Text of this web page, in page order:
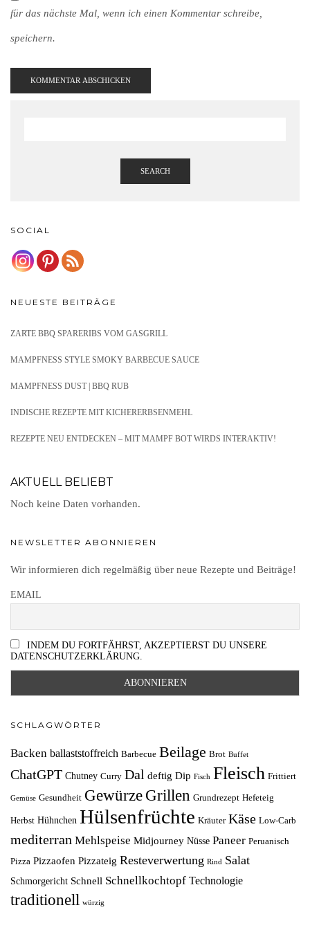
für das nächste Mal, wenn ich einen Kommentar schreibe,
speichern.
SEARCH
SOCIAL
NEUESTE BEITRÄGE
ZARTE BBQ SPARERIBS VOM GASGRILL
MAMPFNESS STYLE SMOKY BARBECUE SAUCE
MAMPFNESS DUST | BBQ RUB
INDISCHE REZEPTE MIT KICHERERBSENMEHL
REZEPTE NEU ENTDECKEN – MIT MAMPF BOT WIRDS INTERAKTIV!
AKTUELL BELIEBT
Noch keine Daten vorhanden.
NEWSLETTER ABONNIEREN
Wir informieren dich regelmäßig über neue Rezepte und Beiträge!
EMAIL
INDEM DU FORTFÄHRST, AKZEPTIERST DU UNSERE
DATENSCHUTZERKLÄRUNG.
SCHLAGWÖRTER
Backen ballaststoffreich Barbecue Beilage Brot Buffet
ChatGPT Chutney Curry Dal deftig Dip Fisch Fleisch Frittiert
Gemüse Gesundheit Gewürze Grillen Grundrezept Hefeteig
Herbst Hühnchen Hülsenfrüchte Kräuter Käse Low-Carb
mediterran Mehlspeise Midjourney Nüsse Paneer Peruanisch
Pizza Pizzaofen Pizzateig Resteverwertung Rind Salat
Schmorgericht Schnell Schnellkochtopf Technologie
traditionell würzig